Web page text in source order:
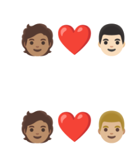
🧑🏽‍❤️‍👨🏻
🧑🏽‍❤️‍👨🏼